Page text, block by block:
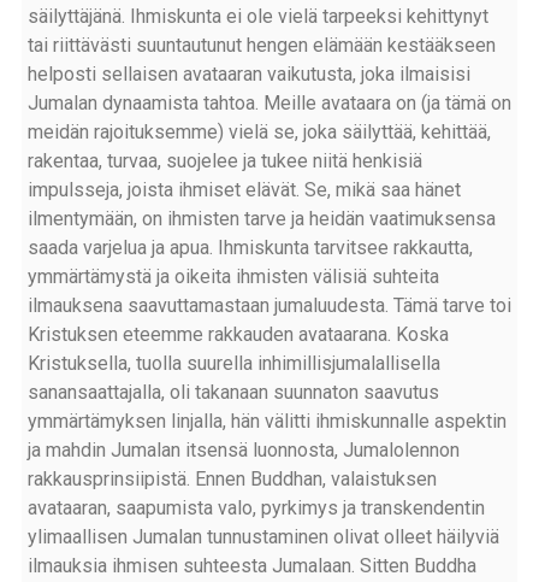
säilyttäjänä. Ihmiskunta ei ole vielä tarpeeksi kehittynyt
tai riittävästi suuntautunut hengen elämään kestääkseen
helposti sellaisen avataaran vaikutusta, joka ilmaisisi
Jumalan dynaamista tahtoa. Meille avataara on (ja tämä on
meidän rajoituksemme) vielä se, joka säilyttää, kehittää,
rakentaa, turvaa, suojelee ja tukee niitä henkisiä
impulsseja, joista ihmiset elävät. Se, mikä saa hänet
ilmentymään, on ihmisten tarve ja heidän vaatimuksensa
saada varjelua ja apua. Ihmiskunta tarvitsee rakkautta,
ymmärtämystä ja oikeita ihmisten välisiä suhteita
ilmauksena saavuttamastaan jumaluudesta. Tämä tarve toi
Kristuksen eteemme rakkauden avataarana. Koska
Kristuksella, tuolla suurella inhimillisjumalallisella
sanansaattajalla, oli takanaan suunnaton saavutus
ymmärtämyksen linjalla, hän välitti ihmiskunnalle aspektin
ja mahdin Jumalan itsensä luonnosta, Jumalolennon
rakkausprinsiipistä. Ennen Buddhan, valaistuksen
avataaran, saapumista valo, pyrkimys ja transkendentin
ylimaallisen Jumalan tunnustaminen olivat olleet häilyviä
ilmauksia ihmisen suhteesta Jumalaan. Sitten Buddha